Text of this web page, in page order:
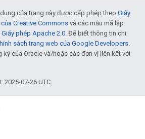
của trang này được cấp phép theo Giấy
Creative Commons và các mẫu mã lập
Giấy phép Apache 2.0. Để biết thông tin chi
sách trang web của Google Developers.
ký của Oracle và/hoặc các đơn vị liên kết với
2025-07-26 UTC.